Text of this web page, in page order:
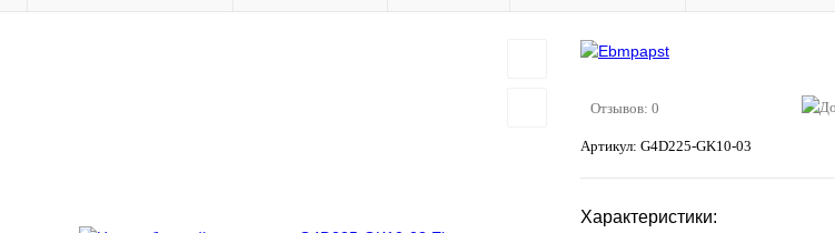
Отзывов: 0
Артикул: G4D225-GK10-03
Характеристики: